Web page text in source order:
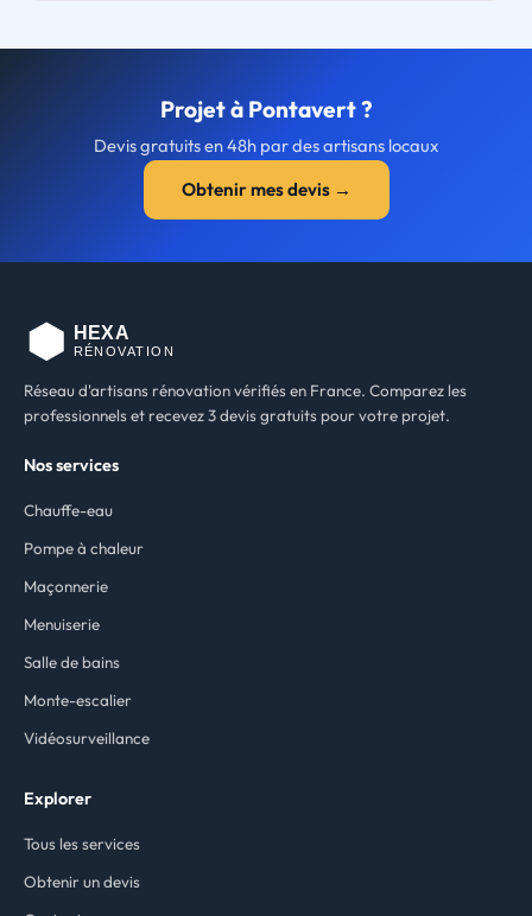
Projet à Pontavert ?
Devis gratuits en 48h par des artisans locaux
Obtenir mes devis →
Réseau d'artisans rénovation vérifiés en France. Comparez les
professionnels et recevez 3 devis gratuits pour votre projet.
Nos services
Chauffe-eau
Pompe à chaleur
Maçonnerie
Menuiserie
Salle de bains
Monte-escalier
Vidéosurveillance
Explorer
Tous les services
Obtenir un devis